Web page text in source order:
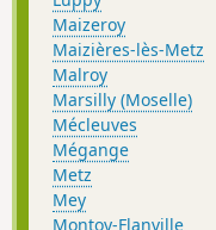
Maizeroy
Maizières-lès-Metz
Malroy
Marsilly (Moselle)
Mécleuves
Mégange
Metz
Mey
Montoy-Flanville